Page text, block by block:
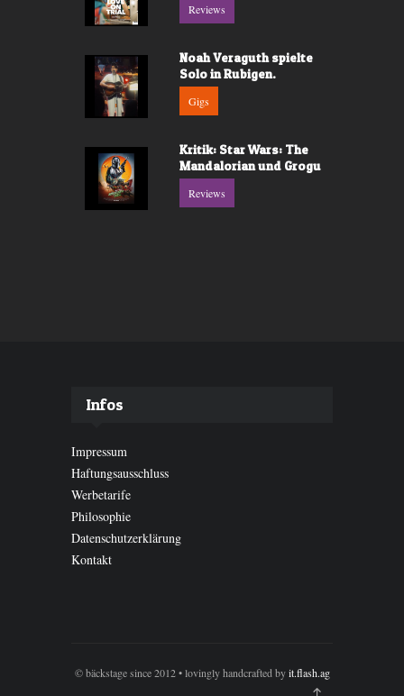
Reviews
Noah Veraguth spielte
Solo in Rubigen.
Gigs
Kritik: Star Wars: The
Mandalorian und Grogu
Reviews
Infos
Impressum
Haftungsausschluss
Werbetarife
Philosophie
Datenschutzerklärung
Kontakt
© bäckstage since 2012 • lovingly handcrafted byit.flash.ag